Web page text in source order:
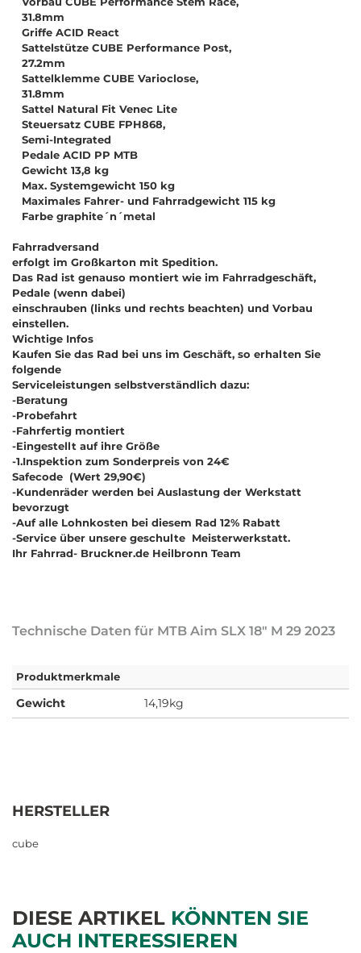
31.8mm
Griffe ACID React
Sattelstütze CUBE Performance Post,
27.2mm
Sattelklemme CUBE Varioclose,
31.8mm
Sattel Natural Fit Venec Lite
Steuersatz CUBE FPH868,
Semi-Integrated
Pedale ACID PP MTB
Gewicht 13,8 kg
Max. Systemgewicht 150 kg
Maximales Fahrer- und Fahrradgewicht 115 kg
Farbe graphite´n´metal
Fahrradversand
erfolgt im Großkarton mit Spedition.
Das Rad ist genauso montiert wie im Fahrradgeschäft,
Pedale (wenn dabei)
einschrauben (links und rechts beachten) und Vorbau
einstellen.
Wichtige Infos
Kaufen Sie das Rad bei uns im Geschäft, so erhalten Sie
folgende
Serviceleistungen selbstverständlich dazu:
-Beratung
-Probefahrt
-Fahrfertig montiert
-Eingestellt auf ihre Größe
-1.Inspektion zum Sonderpreis von 24€
Safecode (Wert 29,90€)
-Kundenräder werden bei Auslastung der Werkstatt
bevorzugt
-Auf alle Lohnkosten bei diesem Rad 12% Rabatt
-Service über unsere geschulte Meisterwerkstatt.
Ihr Fahrrad- Bruckner.de Heilbronn Team
Technische Daten für MTB Aim SLX 18" M 29 2023
Produktmerkmale
Gewicht 14,19kg
HERSTELLER
cube
DIESE ARTIKEL KÖNNTEN SIE
AUCH INTERESSIEREN